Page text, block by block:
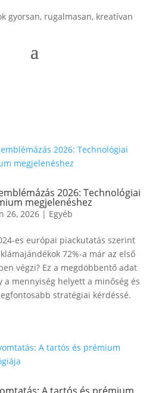
gyorsan, rugalmasan, kreatívan
2026: Technológiai
megjelenéshez
26, 2026| Egyéb
es európai piackutatás szerint
72%-a már az első
végzi? Ez a megdöbbentő adat
a mennyiség helyett a minőség és
stratégiai kérdéssé.